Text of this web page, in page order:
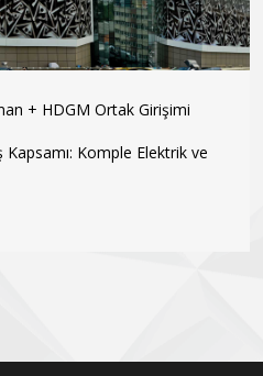
+ HDGM Ortak Girişimi
Kapsamı: Komple Elektrik ve